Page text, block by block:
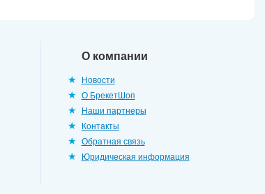
О компании
Новости
О БрекетШоп
Наши партнеры
Контакты
Обратная связь
Юридическая информация